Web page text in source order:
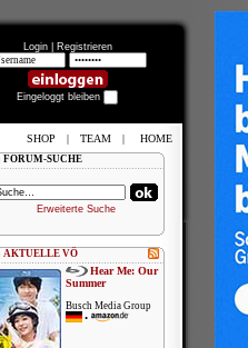
Login | Registrieren
Eingeloggt bleiben
FORUM-SUCHE
Erweiterte Suche
AKTUELLE VÖ
Hear Me: Our
Summer
Busch Media Group
•
SHOP | TEAM | HOME